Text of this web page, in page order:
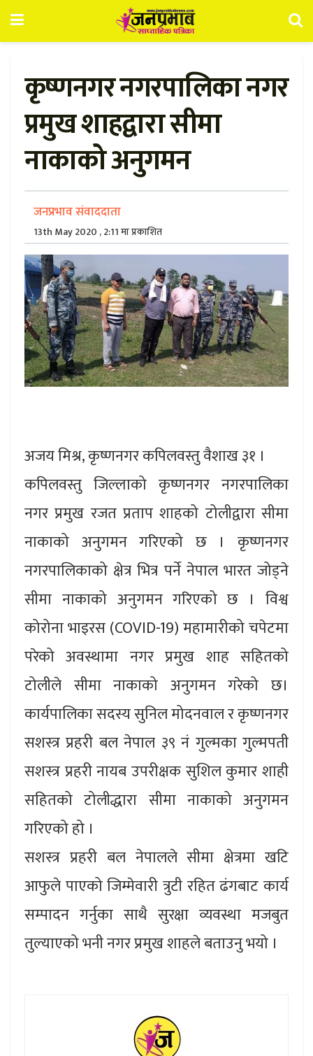
कृष्णनगर नगरपालिका नगर
प्रमुख शाहद्वारा सीमा
नाकाको अनुगमन
जनप्रभाव संवाददाता
13th May 2020 , 2:11 मा प्रकाशित
अजय मिश्र, कृष्णनगर कपिलवस्तु वैशाख ३१ ।
कपिलवस्तु जिल्लाको कृष्णनगर नगरपालिका
नगर प्रमुख रजत प्रताप शाहको टोलीद्वारा सीमा
नाकाको अनुगमन गरिएको छ । कृष्णनगर
नगरपालिकाको क्षेत्र भित्र पर्ने नेपाल भारत जोड्ने
सीमा नाकाको अनुगमन गरिएको छ । विश्व
कोरोना भाइरस (COVID-19) महामारीको चपेटमा
परेको अवस्थामा नगर प्रमुख शाह सहितको
टोलीले सीमा नाकाको अनुगमन गरेको छ।
कार्यपालिका सदस्य सुनिल मोदनवाल र कृष्णनगर
सशस्त्र प्रहरी बल नेपाल ३९ नं गुल्मका गुल्मपती
सशस्त्र प्रहरी नायब उपरीक्षक सुशिल कुमार शाही
सहितको टोलीद्धारा सीमा नाकाको अनुगमन
गरिएको हो ।
सशस्त्र प्रहरी बल नेपालले सीमा क्षेत्रमा खटि
आफुले पाएको जिम्मेवारी त्रुटी रहित ढंगबाट कार्य
सम्पादन गर्नुका साथै सुरक्षा व्यवस्था मजबुत
तुल्याएको भनी नगर प्रमुख शाहले बताउनु भयो ।